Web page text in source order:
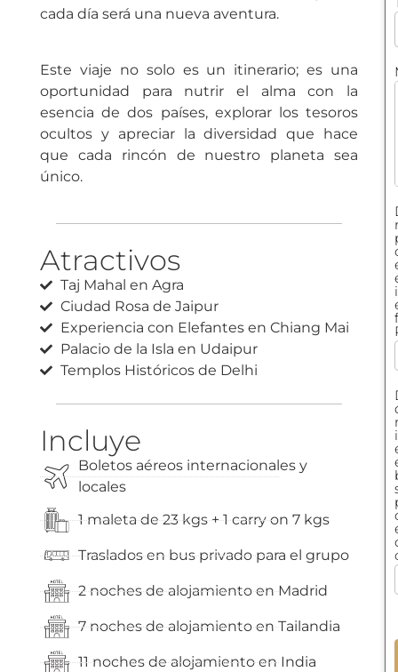
cada día será una nueva aventura.
Este viaje no solo es un itinerario; es una
oportunidad para nutrir el alma con la
esencia de dos países, explorar los tesoros
ocultos y apreciar la diversidad que hace
que cada rincón de nuestro planeta sea
único.
Atractivos
Taj Mahal en Agra
Ciudad Rosa de Jaipur
Experiencia con Elefantes en Chiang Mai
Palacio de la Isla en Udaipur
Templos Históricos de Delhi
Incluye
Boletos aéreos internacionales y
locales
1 maleta de 23 kgs + 1 carry on 7 kgs
Traslados en bus privado para el grupo
2 noches de alojamiento en Madrid
7 noches de alojamiento en Tailandia
11 noches de alojamiento en India